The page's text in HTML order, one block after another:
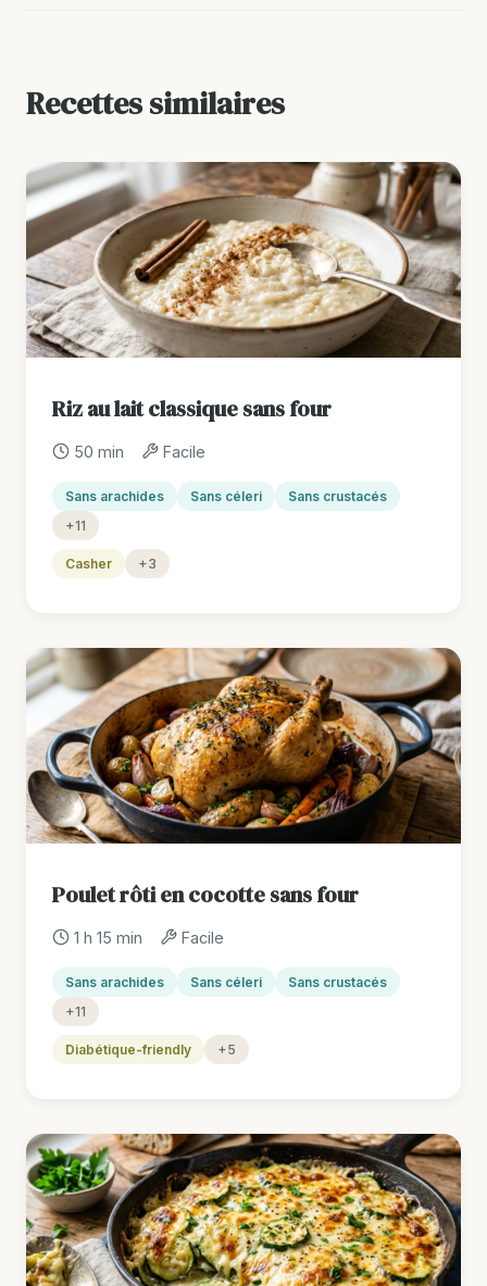
Recettes similaires
Riz au lait classique sans four
50 min Facile
Sans arachides Sans céleri
Sans crustacés
+11
Casher +3
Poulet rôti en cocotte sans four
1 h 15 min Facile
Sans arachides Sans céleri
Sans crustacés
+11
Diabétique-friendly +5